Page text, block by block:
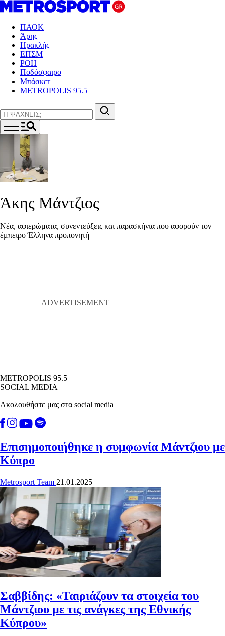
ΠΑΟΚ
Άρης
Ηρακλής
ΕΠΣΜ
ΡΟΗ
Ποδόσφαιρο
Μπάσκετ
METROPOLIS 95.5
Άκης Μάντζιος
Νέα, αφιερώματα, συνεντεύξεις και παρασκήνια που αφορούν τον
έμπειρο Έλληνα προπονητή
METROPOLIS 95.5
SOCIAL MEDIA
Ακολουθήστε μας στα social media
Επισημοποιήθηκε η συμφωνία Μάντζιου με
Κύπρο
Metrosport Team 21.01.2025
Σαββίδης: «Ταιριάζουν τα στοιχεία του
Μάντζιου με τις ανάγκες της Εθνικής
Κύπρου»